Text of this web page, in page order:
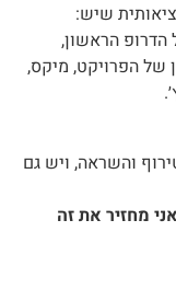
שיש:
הראשון,
של הפרויקט, מיקס,
והשראה, ויש גם
מחזיר את זה